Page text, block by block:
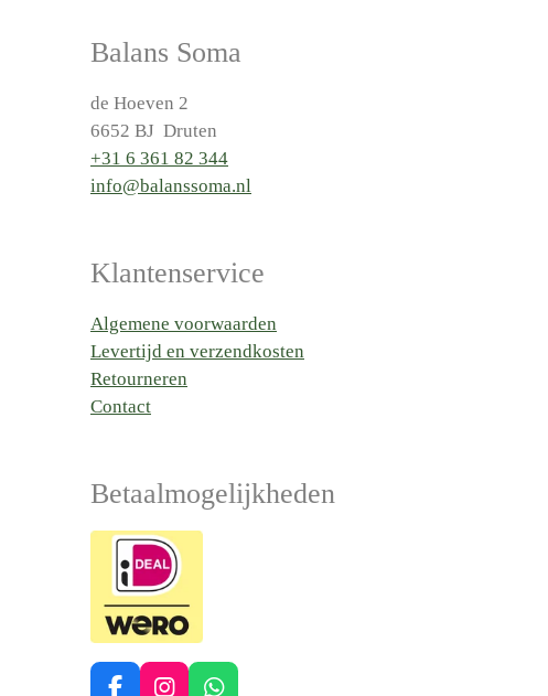
Balans Soma
de Hoeven 2
6652 BJ Druten
+31 6 361 82 344
info@balanssoma.nl
Klantenservice
Algemene voorwaarden
Levertijd en verzendkosten
Retourneren
Contact
Betaalmogelijkheden